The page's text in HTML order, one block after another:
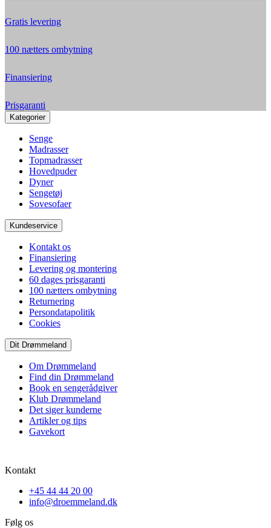
Gratis levering
100 nætters ombytning
Finansiering
Prisgaranti
Kategorier
Senge
Madrasser
Topmadrasser
Hovedpuder
Dyner
Sengetøj
Sovesofaer
Kundeservice
Kontakt os
Finansiering
Levering og montering
60 dages prisgaranti
100 nætters ombytning
Returnering
Persondatapolitik
Cookies
Dit Drømmeland
Om Drømmeland
Find din Drømmeland
Book en sengerådgiver
Klub Drømmeland
Det siger kunderne
Artikler og tips
Gavekort
Kontakt
+45 44 44 20 00
info@droemmeland.dk
Følg os